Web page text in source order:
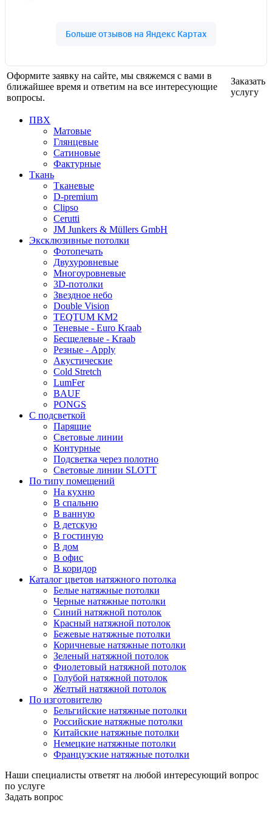
Оформите заявку на сайте, мы свяжемся с вами в
ближайшее время и ответим на все интересующие
вопросы.
Заказать
услугу
ПВХ
Матовые
Глянцевые
Сатиновые
Фактурные
Ткань
Тканевые
D-premium
Clipso
Cerutti
JM Junkers & Müllers GmbH
Эксклюзивные потолки
Фотопечать
Двухуровневые
Многоуровневые
3D-потолки
Звездное небо
Double Vision
TEQTUM KM2
Теневые - Euro Kraab
Бесщелевые - Kraab
Резные - Apply
Акустические
Cold Stretch
LumFer
BAUF
PONGS
С подсветкой
Парящие
Световые линии
Контурные
Подсветка через полотно
Световые линии SLOTT
По типу помещений
На кухню
В спальню
В ванную
В детскую
В гостиную
В дом
В офис
В коридор
Каталог цветов натяжного потолка
Белые натяжные потолки
Черные натяжные потолки
Синий натяжной потолок
Красный натяжной потолок
Бежевые натяжные потолки
Коричневые натяжные потолки
Зеленый натяжной потолок
Фиолетовый натяжной потолок
Голубой натяжной потолок
Желтый натяжной потолок
По изготовителю
Бельгийские натяжные потолки
Российские натяжные потолки
Китайские натяжные потолки
Немецкие натяжные потолки
Французские натяжные потолки
Наши специалисты ответят на любой интересующий вопрос
по услуге
Задать вопрос